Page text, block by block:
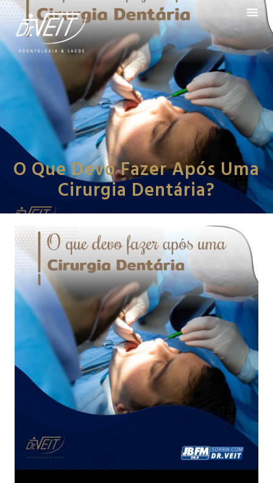
O Que Devo Fazer Após Uma
Cirurgia Dentária?